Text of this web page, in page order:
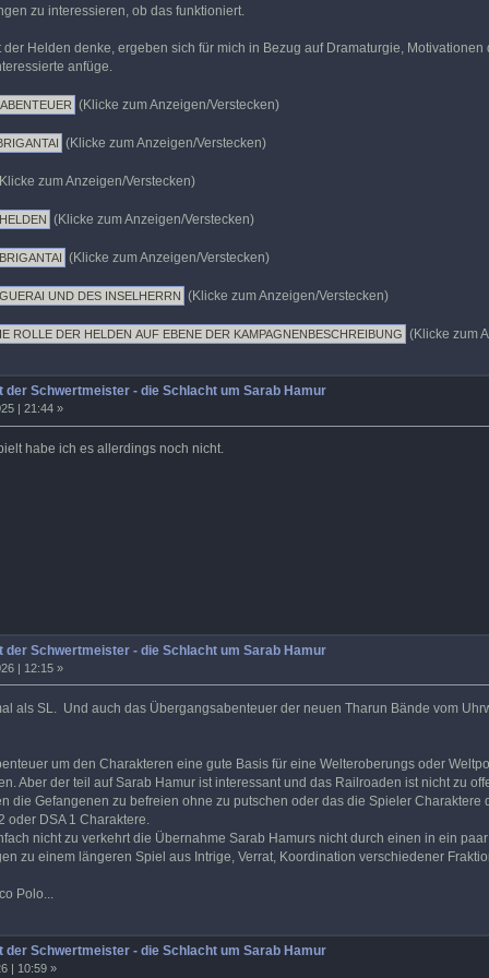
zu interessieren, ob das funktioniert.
Helden denke, ergeben sich für mich in Bezug auf Dramaturgie,
anfüge.
(Klicke zum Anzeigen/Verstecken)
(Klicke zum Anzeigen/Verstecken)
zum Anzeigen/Verstecken)
(Klicke zum Anzeigen/Verstecken)
(Klicke zum Anzeigen/Verstecken)
(Klicke zum Anzeigen/Verstecken)
(Klicke zum
der Schwertmeister - die Schlacht um Sarab Hamur
| 21:44 »
habe ich es allerdings noch nicht.
der Schwertmeister - die Schlacht um Sarab Hamur
| 12:15 »
als SL. Und auch das Übergangsabenteuer der neuen Tharun Bände vom
um den Charakteren eine gute Basis für eine Welteroberungs oder
Aber der teil auf Sarab Hamur ist interessant und das Railroaden ist nicht zu
die Gefangenen zu befreien ohne zu putschen oder das die Spieler
oder DSA 1 Charaktere.
nicht zu verkehrt die Übernahme Sarab Hamurs nicht durch einen in ein
zu einem längeren Spiel aus Intrige, Verrat, Koordination verschiedener
Polo...
der Schwertmeister - die Schlacht um Sarab Hamur
| 10:59 »